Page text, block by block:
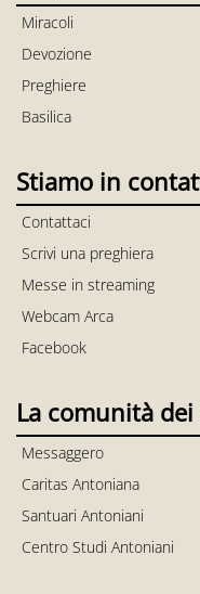
Miracoli
Devozione
Preghiere
Basilica
Stiamo in
Contattaci
Scrivi una preghiera
Messe in streaming
Webcam Arca
Facebook
La comunità
Messaggero
Caritas Antoniana
Santuari Antoniani
Centro Studi Antoniani